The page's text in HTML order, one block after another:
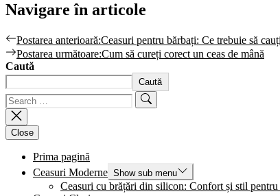
Navigare în articole
Postarea anterioară:Ceasuri pentru bărbați: Ce trebuie să cauți
Postarea următoare:Cum să cureți corect un ceas de mână
Caută
Caută
Close
Prima pagină
Ceasuri Moderne Show sub menu
Ceasuri cu brățări din silicon: Confort și stil